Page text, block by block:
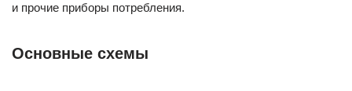
и прочие приборы потребления.
Основные схемы